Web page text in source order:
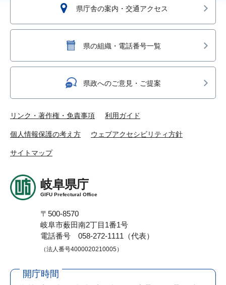
県庁舎の案内・交通アクセス
県の組織・電話番号一覧
県政へのご意見・ご提案
リンク・著作権・免責事項 利用ガイド
個人情報保護の考え方 ウェブアクセシビリティ方針
サイトマップ
岐阜県庁
GIFU Prefectural Office
〒500-8570
岐阜市薮田南2丁目1番1号
電話番号 058-272-1111（代表）
（法人番号4000020210005）
開庁時間